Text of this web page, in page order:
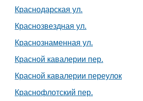
Краснодарская ул.
Краснозвездная ул.
Краснознаменная ул.
Красной кавалерии пер.
Красной кавалерии переулок
Краснофлотский пер.